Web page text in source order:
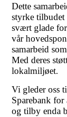
Dette
styrke
svært glade
vår
samarbeid
Med deres
lokalmiljøet.
Vi gleder oss
Sparebank
og tilby enda